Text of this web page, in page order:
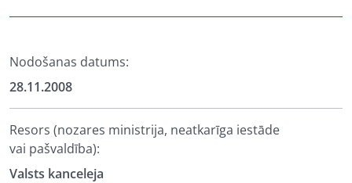
Nodošanas datums:
28.11.2008
Resors (nozares ministrija, neatkarīga iestāde
vai pašvaldība):
Valsts kanceleja